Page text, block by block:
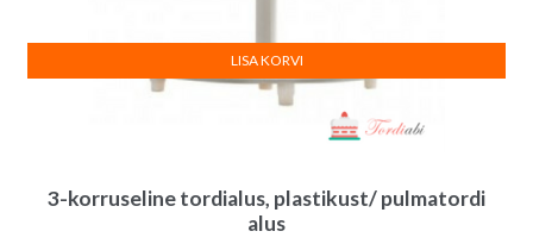
3-korruseline tordialus, plastikust/ pulmatordi
alus
LISA KORVI